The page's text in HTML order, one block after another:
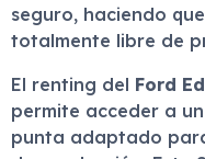
seguro, haciendo
totalmente libre de
El renting del Ford
permite acceder a
punta adaptado